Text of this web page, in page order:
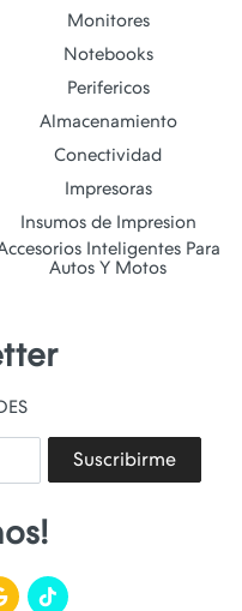
Monitores
Notebooks
Perifericos
Almacenamiento
Conectividad
Impresoras
Insumos de Impresion
Inteligentes Para
Autos Y Motos
Suscribirme